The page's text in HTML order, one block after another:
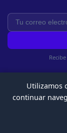
© 2026
Utilizamos
continuar